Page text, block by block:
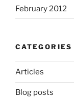
February 2012
CATEGORIES
Articles
Blog posts